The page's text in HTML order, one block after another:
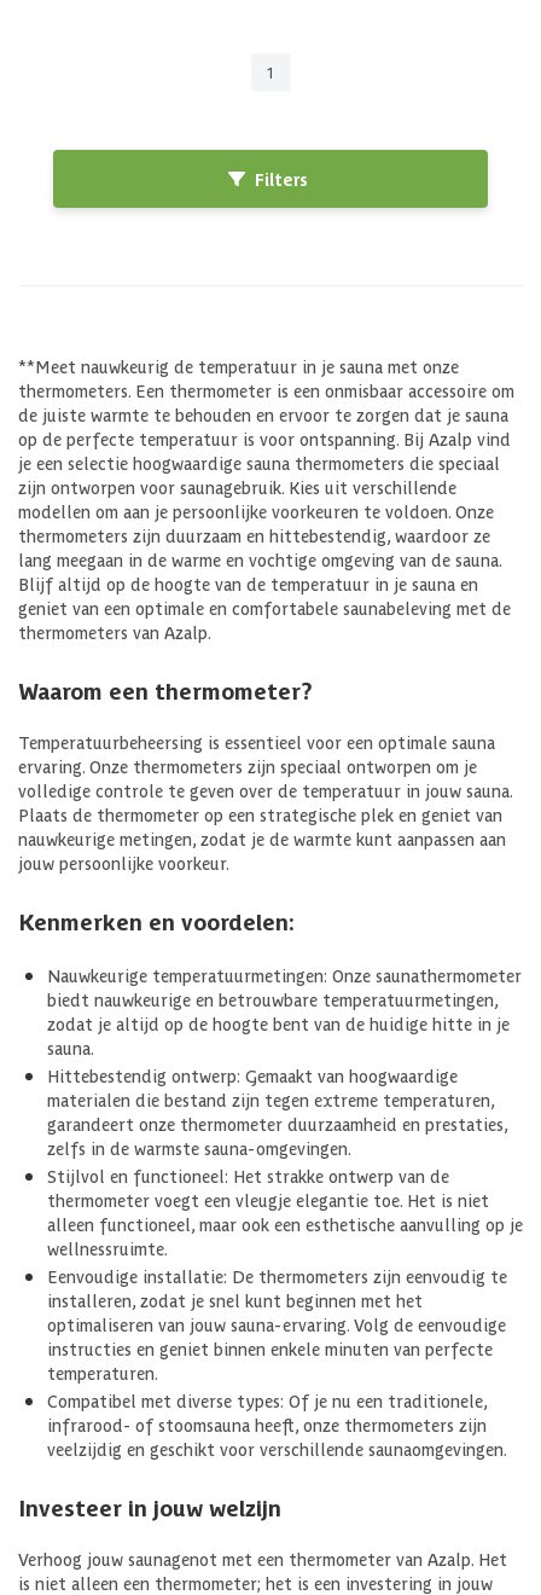
1
Filters
**Meet nauwkeurig de temperatuur in je sauna met onze
thermometers. Een thermometer is een onmisbaar accessoire om
de juiste warmte te behouden en ervoor te zorgen dat je sauna
op de perfecte temperatuur is voor ontspanning. Bij Azalp vind
je een selectie hoogwaardige sauna thermometers die speciaal
zijn ontworpen voor saunagebruik. Kies uit verschillende
modellen om aan je persoonlijke voorkeuren te voldoen. Onze
thermometers zijn duurzaam en hittebestendig, waardoor ze
lang meegaan in de warme en vochtige omgeving van de sauna.
Blijf altijd op de hoogte van de temperatuur in je sauna en
geniet van een optimale en comfortabele saunabeleving met de
thermometers van Azalp.
Waarom een thermometer?
Temperatuurbeheersing is essentieel voor een optimale sauna
ervaring. Onze thermometers zijn speciaal ontworpen om je
volledige controle te geven over de temperatuur in jouw sauna.
Plaats de thermometer op een strategische plek en geniet van
nauwkeurige metingen, zodat je de warmte kunt aanpassen aan
jouw persoonlijke voorkeur.
Kenmerken en voordelen:
Nauwkeurige temperatuurmetingen: Onze saunathermometer
biedt nauwkeurige en betrouwbare temperatuurmetingen,
zodat je altijd op de hoogte bent van de huidige hitte in je
sauna.
Hittebestendig ontwerp: Gemaakt van hoogwaardige
materialen die bestand zijn tegen extreme temperaturen,
garandeert onze thermometer duurzaamheid en prestaties,
zelfs in de warmste sauna-omgevingen.
Stijlvol en functioneel: Het strakke ontwerp van de
thermometer voegt een vleugje elegantie toe. Het is niet
alleen functioneel, maar ook een esthetische aanvulling op je
wellnessruimte.
Eenvoudige installatie: De thermometers zijn eenvoudig te
installeren, zodat je snel kunt beginnen met het
optimaliseren van jouw sauna-ervaring. Volg de eenvoudige
instructies en geniet binnen enkele minuten van perfecte
temperaturen.
Compatibel met diverse types: Of je nu een traditionele,
infrarood- of stoomsauna heeft, onze thermometers zijn
veelzijdig en geschikt voor verschillende saunaomgevingen.
Investeer in jouw welzijn
Verhoog jouw saunagenot met een thermometer van Azalp. Het
is niet alleen een thermometer; het is een investering in jouw